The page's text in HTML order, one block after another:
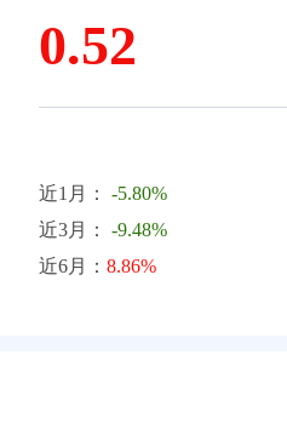
0.52
近1月： -5.80%
近3月： -9.48%
近6月： 8.86%